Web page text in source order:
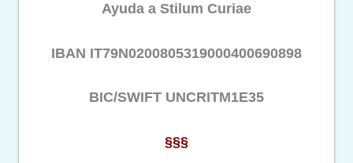
Ayuda a Stilum Curiae
IBAN IT79N0200805319000400690898
BIC/SWIFT UNCRITM1E35
§§§